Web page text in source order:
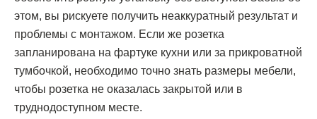
этом, вы рискуете получить неаккуратный результат и
проблемы с монтажом. Если же розетка
запланирована на фартуке кухни или за прикроватной
тумбочкой, необходимо точно знать размеры мебели,
чтобы розетка не оказалась закрытой или в
труднодоступном месте.